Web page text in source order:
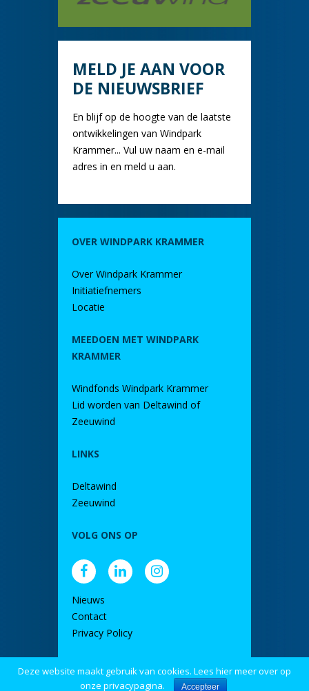
MELD JE AAN VOOR
DE NIEUWSBRIEF
En blijf op de hoogte van de laatste
ontwikkelingen van Windpark
Krammer... Vul uw naam en e-mail
adres in en meld u aan.
OVER WINDPARK KRAMMER
Over Windpark Krammer
Initiatiefnemers
Locatie
MEEDOEN MET WINDPARK
KRAMMER
Windfonds Windpark Krammer
Lid worden van Deltawind of
Zeeuwind
LINKS
Deltawind
Zeeuwind
VOLG ONS OP
Nieuws
Contact
Privacy Policy
door DINK
Deze website maakt gebruik van cookies. Lees hier meer over op
onze privacypagina.
Accepteer